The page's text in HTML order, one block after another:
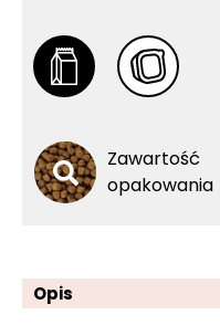
Zawartość
opakowania
Opis